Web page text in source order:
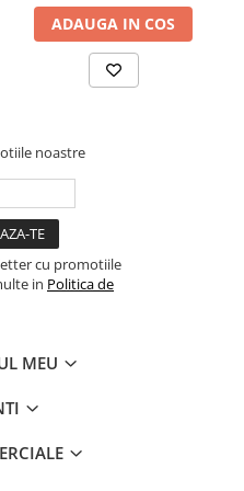
ADAUGA IN COS
noastre
cu promotiile
in Politica de
MEU